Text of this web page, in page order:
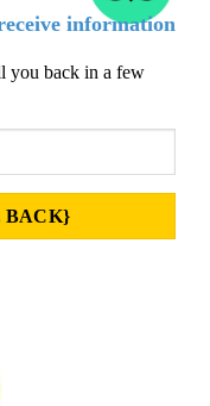
information
you back in a few